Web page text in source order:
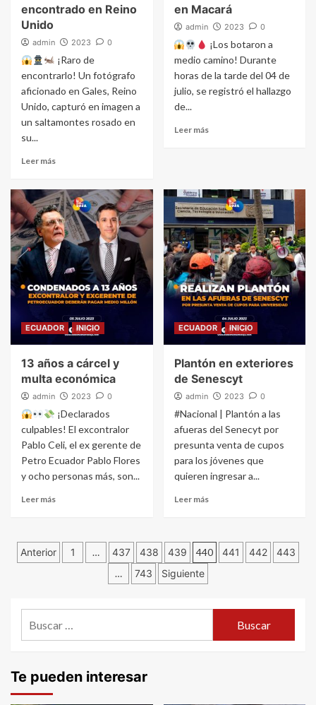
encontrado en Reino
Unido
admin 2023 0
¡Raro de
encontrarlo! Un fotógrafo
aficionado en Gales, Reino
Unido, capturó en imagen a
un saltamontes rosado en
su...
Leer más
en Macará
admin 2023 0
¡Los botaron a
medio camino! Durante
horas de la tarde del 04 de
julio, se registró el hallazgo
de...
Leer más
ECUADOR INICIO
13 años a cárcel y
multa económica
admin 2023 0
¡Declarados
culpables! El excontralor
Pablo Celi, el ex gerente de
Petro Ecuador Pablo Flores
y ocho personas más, son...
Leer más
ECUADOR INICIO
Plantón en exteriores
de Senescyt
admin 2023 0
#Nacional | Plantón a las
afueras del Senecyt por
presunta venta de cupos
para los jóvenes que
quieren ingresar a...
Leer más
Navegación
entradas
Anterior 1 … 437 438 439 440 441 442
443
…
743 Siguiente
Te pueden interesar